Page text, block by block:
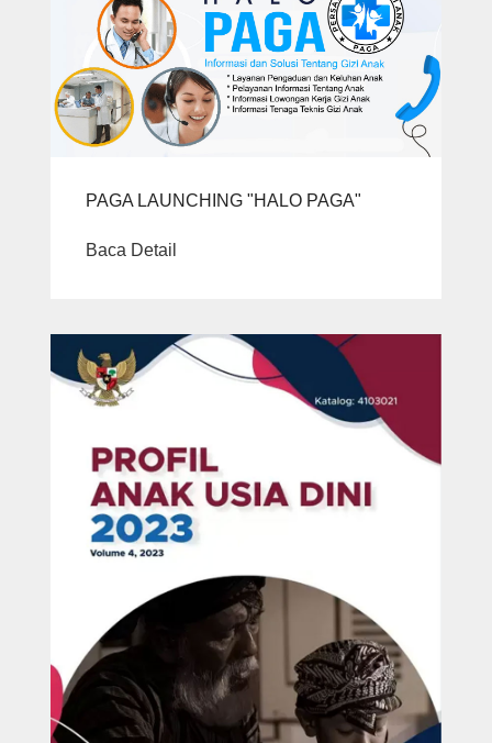
PAGA LAUNCHING "HALO PAGA"
Baca Detail